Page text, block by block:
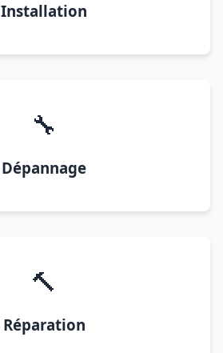
Installation
🔧
Dépannage
🔨
Réparation